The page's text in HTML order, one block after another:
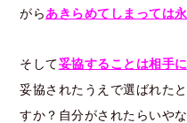
がらあきらめてしまっては
そして妥協することは相手
妥協されたうえで選ばれた
すか？自分がされたらいや